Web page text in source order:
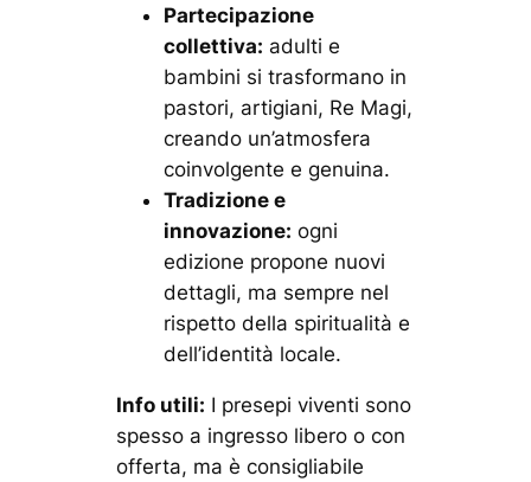
Partecipazione
collettiva: adulti e
bambini si trasformano in
pastori, artigiani, Re Magi,
creando un’atmosfera
coinvolgente e genuina.
Tradizione e
innovazione: ogni
edizione propone nuovi
dettagli, ma sempre nel
rispetto della spiritualità e
dell’identità locale.
Info utili: I presepi viventi sono
spesso a ingresso libero o con
offerta, ma è consigliabile